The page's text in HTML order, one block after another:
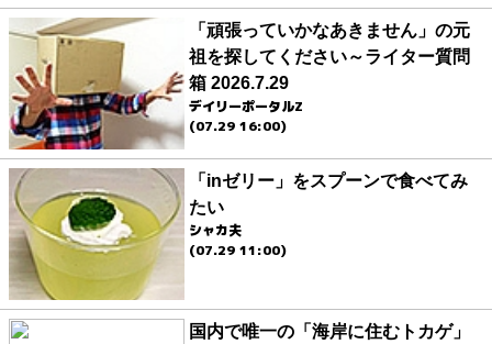
「頑張っていかなあきません」の元
祖を探してください～ライター質問
箱 2026.7.29
デイリーポータルZ
(07.29 16:00)
「inゼリー」をスプーンで食べてみ
たい
シャカ夫
(07.29 11:00)
国内で唯一の「海岸に住むトカゲ」